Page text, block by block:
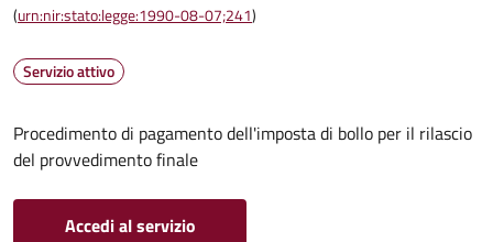
(urn:nir:stato:legge:1990-08-07;241)
Servizio attivo
Procedimento di pagamento dell'imposta di bollo per il rilascio
del provvedimento finale
Accedi al servizio